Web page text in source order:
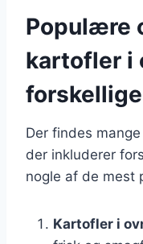
Populære
kartofler i
Der findes
der inkluderer
nogle af de mest
Kartofler i